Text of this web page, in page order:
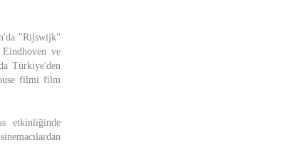
"Rijswijk"
Eindhoven ve
Türkiye'den
filmi film
etkinliğinde